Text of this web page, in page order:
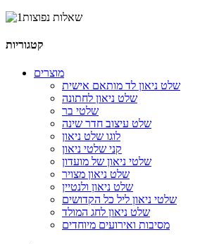
קטגוריות
מוצרים
שלט ניאון לד מותאם אישית
שלט ניאון לחתונה
שלטי בר
שלט עיצוב חדר שינה
לוגו שלט ניאון
קני שלטי ניאון
שלטי ניאון של מועדון
שלט ניאון מצויר
שלט ניאון ולנטיין
שלטי ניאון ליל כל הקדושים
שלט ניאון לחג המולד
מסיבות ואירועים מיוחדים